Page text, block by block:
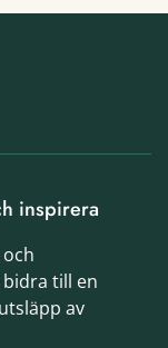
inspirera
till en
av